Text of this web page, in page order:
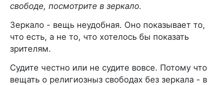
свободе, посмотрите в зеркало.
Зеркало - вещь неудобная. Оно показывает то,
что есть, а не то, что хотелось бы показать
зрителям.
Судите честно или не судите вовсе. Потому что
вещать о религиозныз свободах без зеркала - в